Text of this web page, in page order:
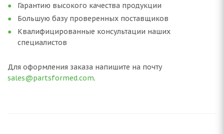
Гарантию высокого качества продукции
Большую базу проверенных поставщиков
Квалифицированные консультации наших
специалистов
Для оформления заказа напишите на почту
sales@partsformed.com.